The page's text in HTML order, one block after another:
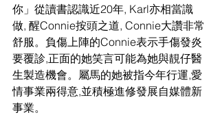
你」從讀書認識近20年, Karl亦相當識
做, 醒Connie按頭之道, Connie大讚非常
舒服。負傷上陣的Connie表示手傷發炎
要覆診,正面的她笑言可能為她與靚仔醫
生製造機會。屬馬的她被指今年行運,愛
情事業兩得意,並積極進修發展自媒體新
事業。